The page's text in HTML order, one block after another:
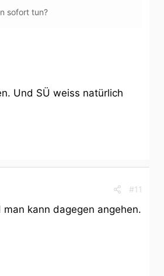
sofort tun?
Und SÜ weiss natürlich
#11
kann dagegen angehen.